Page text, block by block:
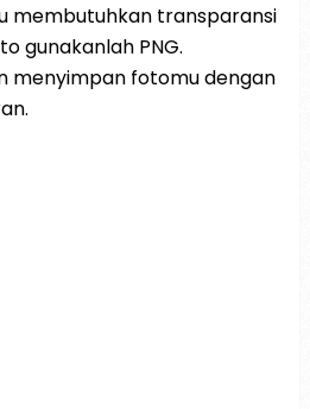
membutuhkan transparansi
gunakanlah PNG.
menyimpan fotomu dengan